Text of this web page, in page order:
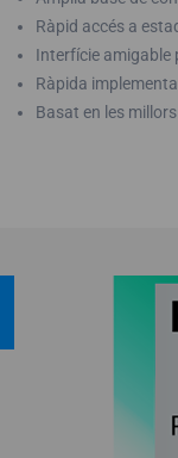
Ràpid accés a
Interfície amigable
Ràpida
Basat en les